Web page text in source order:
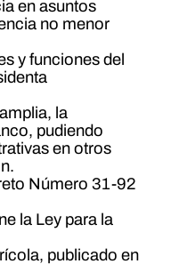
en asuntos
no menor
y funciones del
la
pudiendo
en otros
Número 31-92
la Ley para la
publicado en